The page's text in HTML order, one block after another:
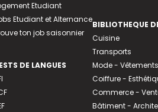
Etudiant
Etudiant et Alternance
ton job saisonnier
DE LANGUES
BIBLIOTHEQUE
Cuisine
Transports
Mode - Vêtements
Coiffure -
Commerce -
Bâtiment -